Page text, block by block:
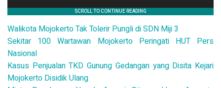
Walikota Mojokerto Tak Tolerir Pungli di SDN Miji 3
Sekitar 100 Wartawan Mojokerto Peringati HUT Pers
Nasional
Kasus Penjualan TKD Gunung Gedangan yang Disita Kejari
Mojokerto Disidik Ulang